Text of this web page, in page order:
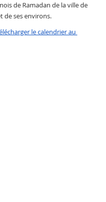
de Ramadan de la ville de
de ses environs.
le calendrier au